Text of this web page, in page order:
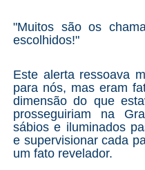
"Muitos são os
escolhidos!"
Este alerta ressoava
para nós, mas eram
dimensão do que
prosseguiriam na
sábios e iluminados
e supervisionar cada
um fato revelador.